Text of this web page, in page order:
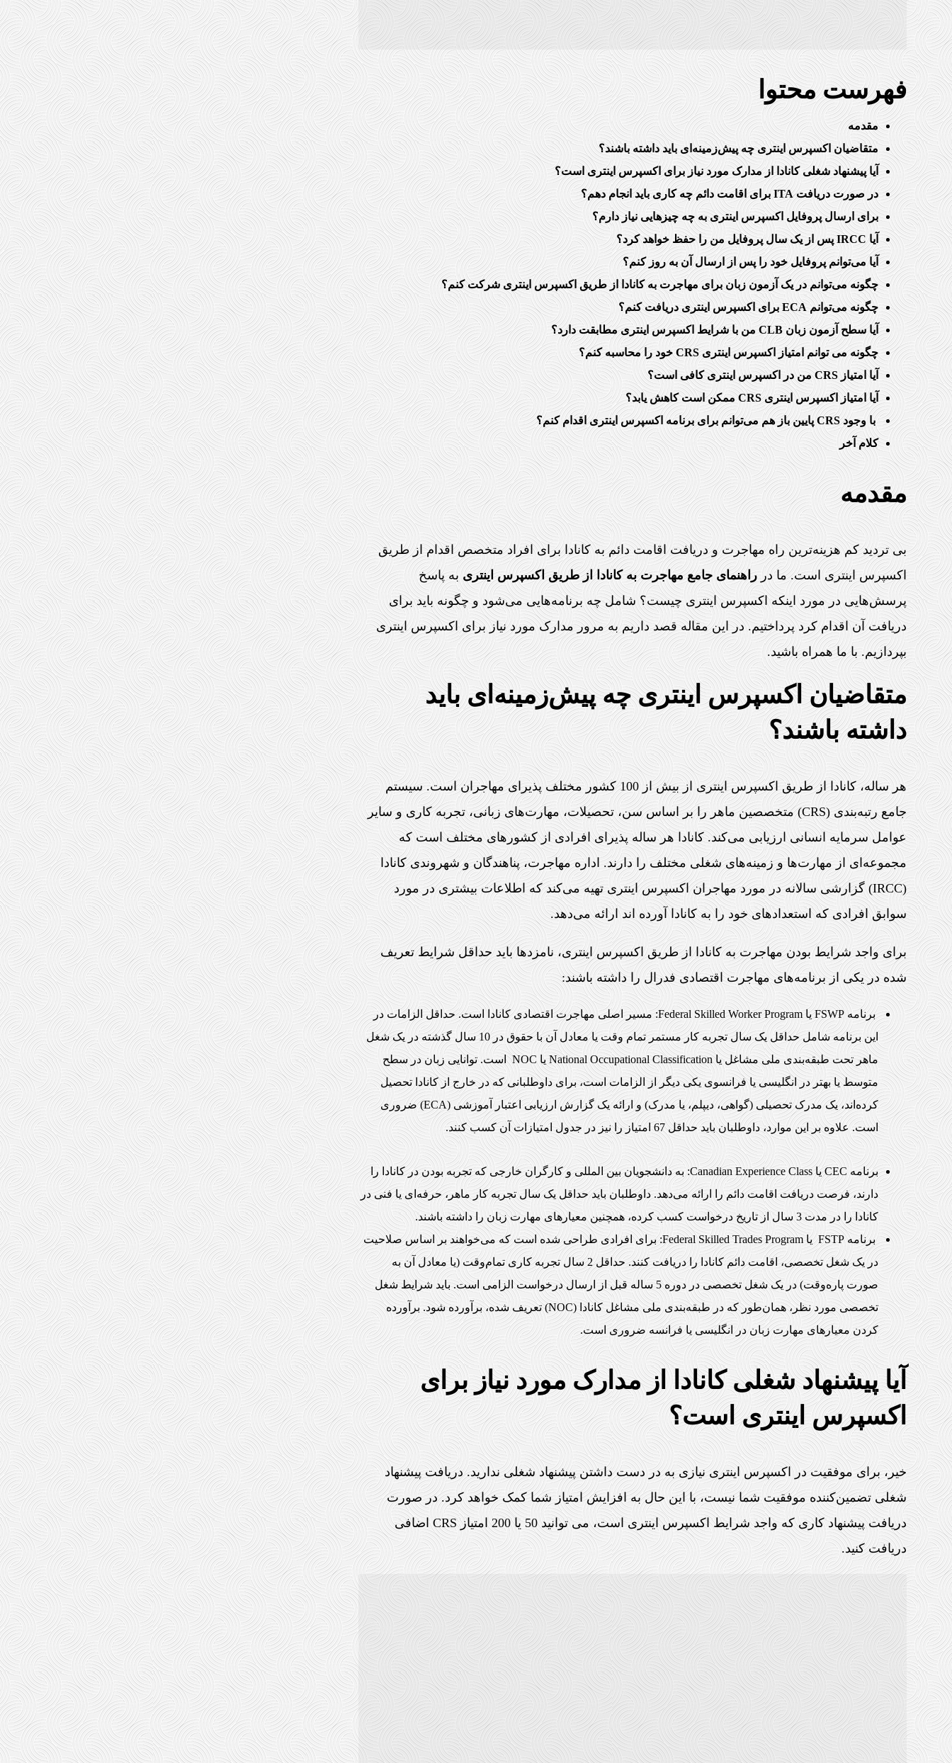
فهرست محتوا
مقدمه
متقاضیان اکسپرس اینتری چه پیش‌زمینه‌ای باید داشته باشند؟
آیا پیشنهاد شغلی کانادا از مدارک مورد نیاز برای اکسپرس اینتری است؟
در صورت دریافت ITA برای اقامت دائم چه کاری باید انجام دهم؟
برای ارسال پروفایل اکسپرس اینتری به چه چیزهایی نیاز دارم؟
آیا IRCC پس از یک سال پروفایل من را حفظ خواهد کرد؟
آیا می‌توانم پروفایل خود را پس از ارسال آن به روز کنم؟
چگونه می‌توانم در یک آزمون زبان برای مهاجرت به کانادا از طریق اکسپرس اینتری شرکت کنم؟
چگونه می‌توانم ECA برای اکسپرس اینتری دریافت کنم؟
آیا سطح آزمون زبان CLB من با شرایط اکسپرس اینتری مطابقت دارد؟
چگونه می توانم امتیاز اکسپرس اینتری CRS خود را محاسبه کنم؟
آیا امتیاز CRS من در اکسپرس اینتری کافی است؟
آیا امتیاز اکسپرس اینتری CRS ممکن است کاهش یابد؟
با وجود CRS پایین باز هم می‌توانم برای برنامه اکسپرس اینتری اقدام کنم؟
کلام آخر
مقدمه
بی تردید کم هزینه‌ترین راه مهاجرت و دریافت اقامت دائم به کانادا برای افراد متخصص اقدام از طریق
اکسپرس اینتری است. ما در راهنمای جامع مهاجرت به کانادا از طریق اکسپرس اینتری به پاسخ
پرسش‌هایی در مورد اینکه اکسپرس اینتری چیست؟ شامل چه برنامه‌هایی می‌شود و چگونه باید برای
دریافت آن اقدام کرد پرداختیم. در این مقاله قصد داریم به مرور مدارک مورد نیاز برای اکسپرس اینتری
بپردازیم. با ما همراه باشید.
متقاضیان اکسپرس اینتری چه پیش‌زمینه‌ای باید
داشته باشند؟
هر ساله، کانادا از طریق اکسپرس اینتری از بیش از 100 کشور مختلف پذیرای مهاجران است. سیستم
جامع رتبه‌بندی (CRS) متخصصین ماهر را بر اساس سن، تحصیلات، مهارت‌های زبانی، تجربه کاری و سایر
عوامل سرمایه انسانی ارزیابی می‌کند. کانادا هر ساله پذیرای افرادی از کشورهای مختلف است که
مجموعه‌ای از مهارت‌ها و زمینه‌های شغلی مختلف را دارند. اداره مهاجرت، پناهندگان و شهروندی کانادا
(IRCC) گزارشی سالانه در مورد مهاجران اکسپرس اینتری تهیه می‌کند که اطلاعات بیشتری در مورد
سوابق افرادی که استعدادهای خود را به کانادا آورده اند ارائه می‌دهد.
برای واجد شرایط بودن مهاجرت به کانادا از طریق اکسپرس اینتری، نامزدها باید حداقل شرایط تعریف
شده در یکی از برنامه‌های مهاجرت اقتصادی فدرال را داشته باشند:
برنامه FSWP یا Federal Skilled Worker Program: مسیر اصلی مهاجرت اقتصادی کانادا است. حداقل الزامات در
این برنامه شامل حداقل یک سال تجربه کار مستمر تمام وقت یا معادل آن با حقوق در 10 سال گذشته در یک شغل
ماهر تحت طبقه‌بندی ملی مشاغل یا National Occupational Classification یا NOC است. توانایی زبان در سطح
متوسط ​​یا بهتر در انگلیسی یا فرانسوی یکی دیگر از الزامات است، برای داوطلبانی که در خارج از کانادا تحصیل
کرده‌اند، یک مدرک تحصیلی (گواهی، دیپلم، یا مدرک) و ارائه یک گزارش ارزیابی اعتبار آموزشی (ECA) ضروری
است. علاوه بر این موارد، داوطلبان باید حداقل 67 امتیاز را نیز در جدول امتیازات آن کسب کنند.
برنامه CEC یا Canadian Experience Class: به دانشجویان بین المللی و کارگران خارجی که تجربه بودن در کانادا را
دارند، فرصت دریافت اقامت دائم را ارائه می‌دهد. داوطلبان باید حداقل یک سال تجربه کار ماهر، حرفه‌ای یا فنی در
کانادا را در مدت 3 سال از تاریخ درخواست کسب کرده، همچنین معیارهای مهارت زبان را داشته باشند.
برنامه FSTP یا Federal Skilled Trades Program: برای افرادی طراحی شده است که می‌خواهند بر اساس صلاحیت
در یک شغل تخصصی، اقامت دائم کانادا را دریافت کنند. حداقل 2 سال تجربه کاری تمام‌وقت (یا معادل آن به
صورت پاره‌وقت) در یک شغل تخصصی در دوره 5 ساله قبل از ارسال درخواست الزامی است. باید شرایط شغل
تخصصی مورد نظر، همان‌طور که در طبقه‌بندی ملی مشاغل کانادا (NOC) تعریف شده، برآورده شود. برآورده
کردن معیارهای مهارت زبان در انگلیسی یا فرانسه ضروری است.
آیا پیشنهاد شغلی کانادا از مدارک مورد نیاز برای
اکسپرس اینتری است؟
خیر، برای موفقیت در اکسپرس اینتری نیازی به در دست داشتن پیشنهاد شغلی ندارید. دریافت پیشنهاد
شغلی تضمین‌کننده موفقیت شما نیست، با این حال به افزایش امتیاز شما کمک خواهد کرد. در صورت
دریافت پیشنهاد کاری که واجد شرایط اکسپرس اینتری است، می توانید 50 یا 200 امتیاز CRS اضافی
دریافت کنید.